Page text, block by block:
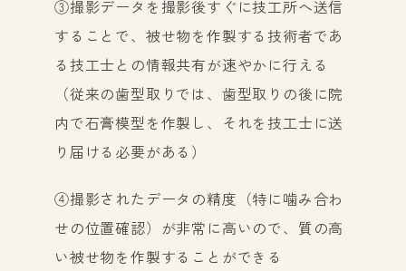
③撮影データを撮影後すぐに技工所へ送信
することで、被せ物を作製する技術者であ
る技工士との情報共有が速やかに行える
（従来の歯型取りでは、歯型取りの後に院
内で石膏模型を作製し、それを技工士に送
り届ける必要がある）
④撮影されたデータの精度（特に噛み合わ
せの位置確認）が非常に高いので、質の高
い被せ物を作製することができる